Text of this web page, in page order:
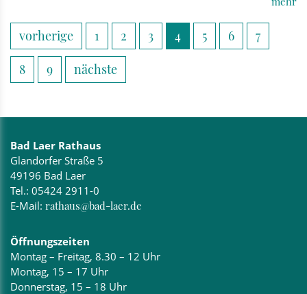
vorherige 1 2 3 4 5 6 7
8 9 nächste
Bad Laer Rathaus
Glandorfer Straße 5
49196 Bad Laer
Tel.: 05424 2911-0
E-Mail: rathaus@bad-laer.de
Öffnungszeiten
Montag – Freitag, 8.30 – 12 Uhr
Montag, 15 – 17 Uhr
Donnerstag, 15 – 18 Uhr